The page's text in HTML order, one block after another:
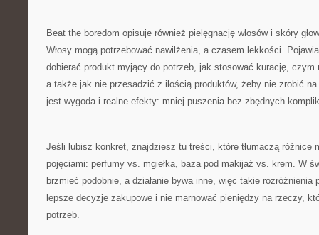
Beat the boredom opisuje również pielęgnację włosów i skóry
Włosy mogą potrzebować nawilżenia, a czasem lekkości.
dobierać produkt myjący do potrzeb, jak stosować kurację, czym
a także jak nie przesadzić z ilością produktów, żeby nie zrobić na
jest wygoda i realne efekty: mniej puszenia bez zbędnych
Jeśli lubisz konkret, znajdziesz tu treści, które tłumaczą różnice
pojęciami: perfumy vs. mgiełka, baza pod makijaż vs. krem. W
brzmieć podobnie, a działanie bywa inne, więc takie rozróżnienia
lepsze decyzje zakupowe i nie marnować pieniędzy na rzeczy,
potrzeb.